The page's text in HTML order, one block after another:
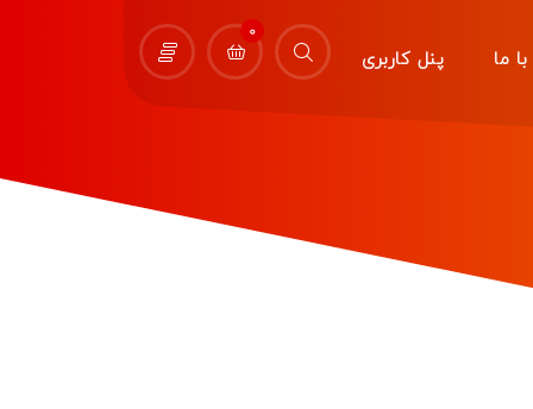
ما پنل کاربری
0